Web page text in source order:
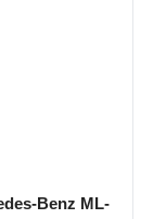
Benz ML-